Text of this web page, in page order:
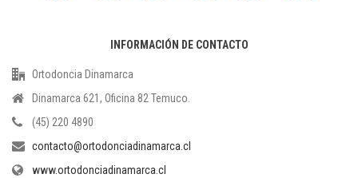
INFORMACIÓN DE CONTACTO
Ortodoncia Dinamarca
Dinamarca 621, Oficina 82 Temuco.
(45) 220 4890
contacto@ortodonciadinamarca.cl
www.ortodonciadinamarca.cl